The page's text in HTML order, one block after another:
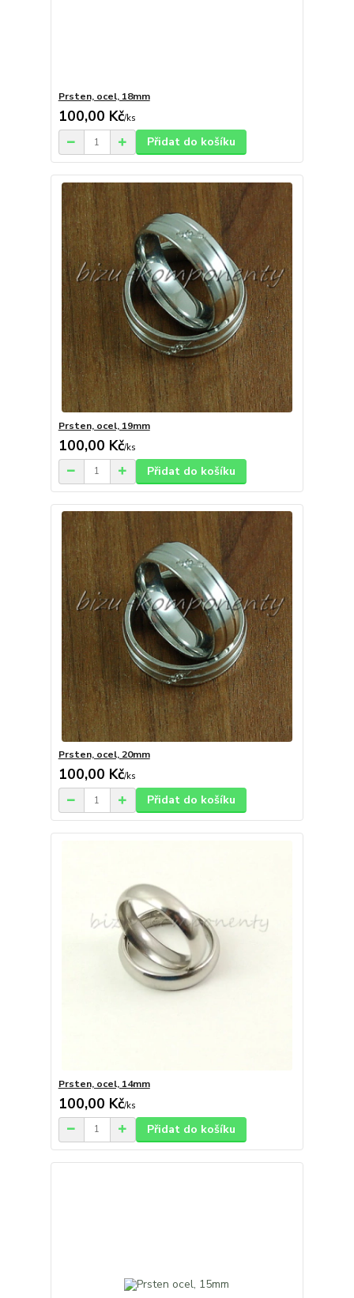
Prsten, ocel, 18mm
100,00 Kč/ks
Přidat do košíku
Prsten, ocel, 19mm
100,00 Kč/ks
Přidat do košíku
Prsten, ocel, 20mm
100,00 Kč/ks
Přidat do košíku
Prsten, ocel, 14mm
100,00 Kč/ks
Přidat do košíku